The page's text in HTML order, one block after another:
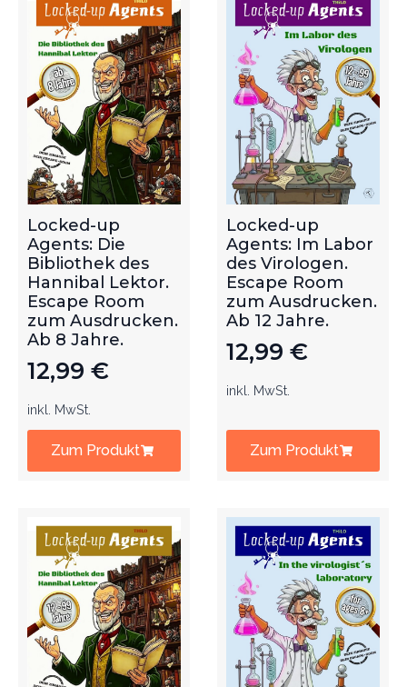
Locked-up
Agents: Die
Bibliothek des
Hannibal Lektor.
Escape Room
zum Ausdrucken.
Ab 8 Jahre.
12,99 €
inkl. MwSt.
Zum Produkt
Locked-up
Agents: Im Labor
des Virologen.
Escape Room
zum Ausdrucken.
Ab 12 Jahre.
12,99 €
inkl. MwSt.
Zum Produkt